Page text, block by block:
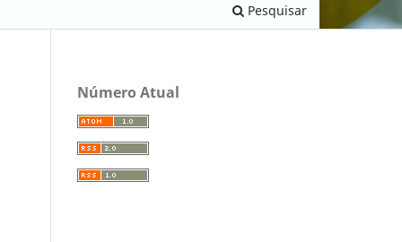
Pesquisar
Número Atual